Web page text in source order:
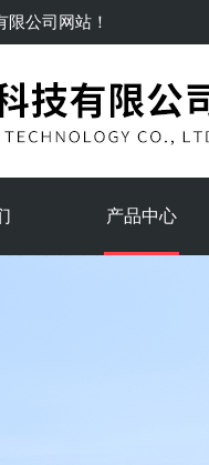
限公司网站！
产品中心